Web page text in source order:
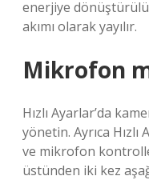
enerjiye
akımı olarak yayılır.
Mikrofon
Hızlı Ayarlar’da
yönetin. Ayrıca
ve mikrofon
üstünden iki kez